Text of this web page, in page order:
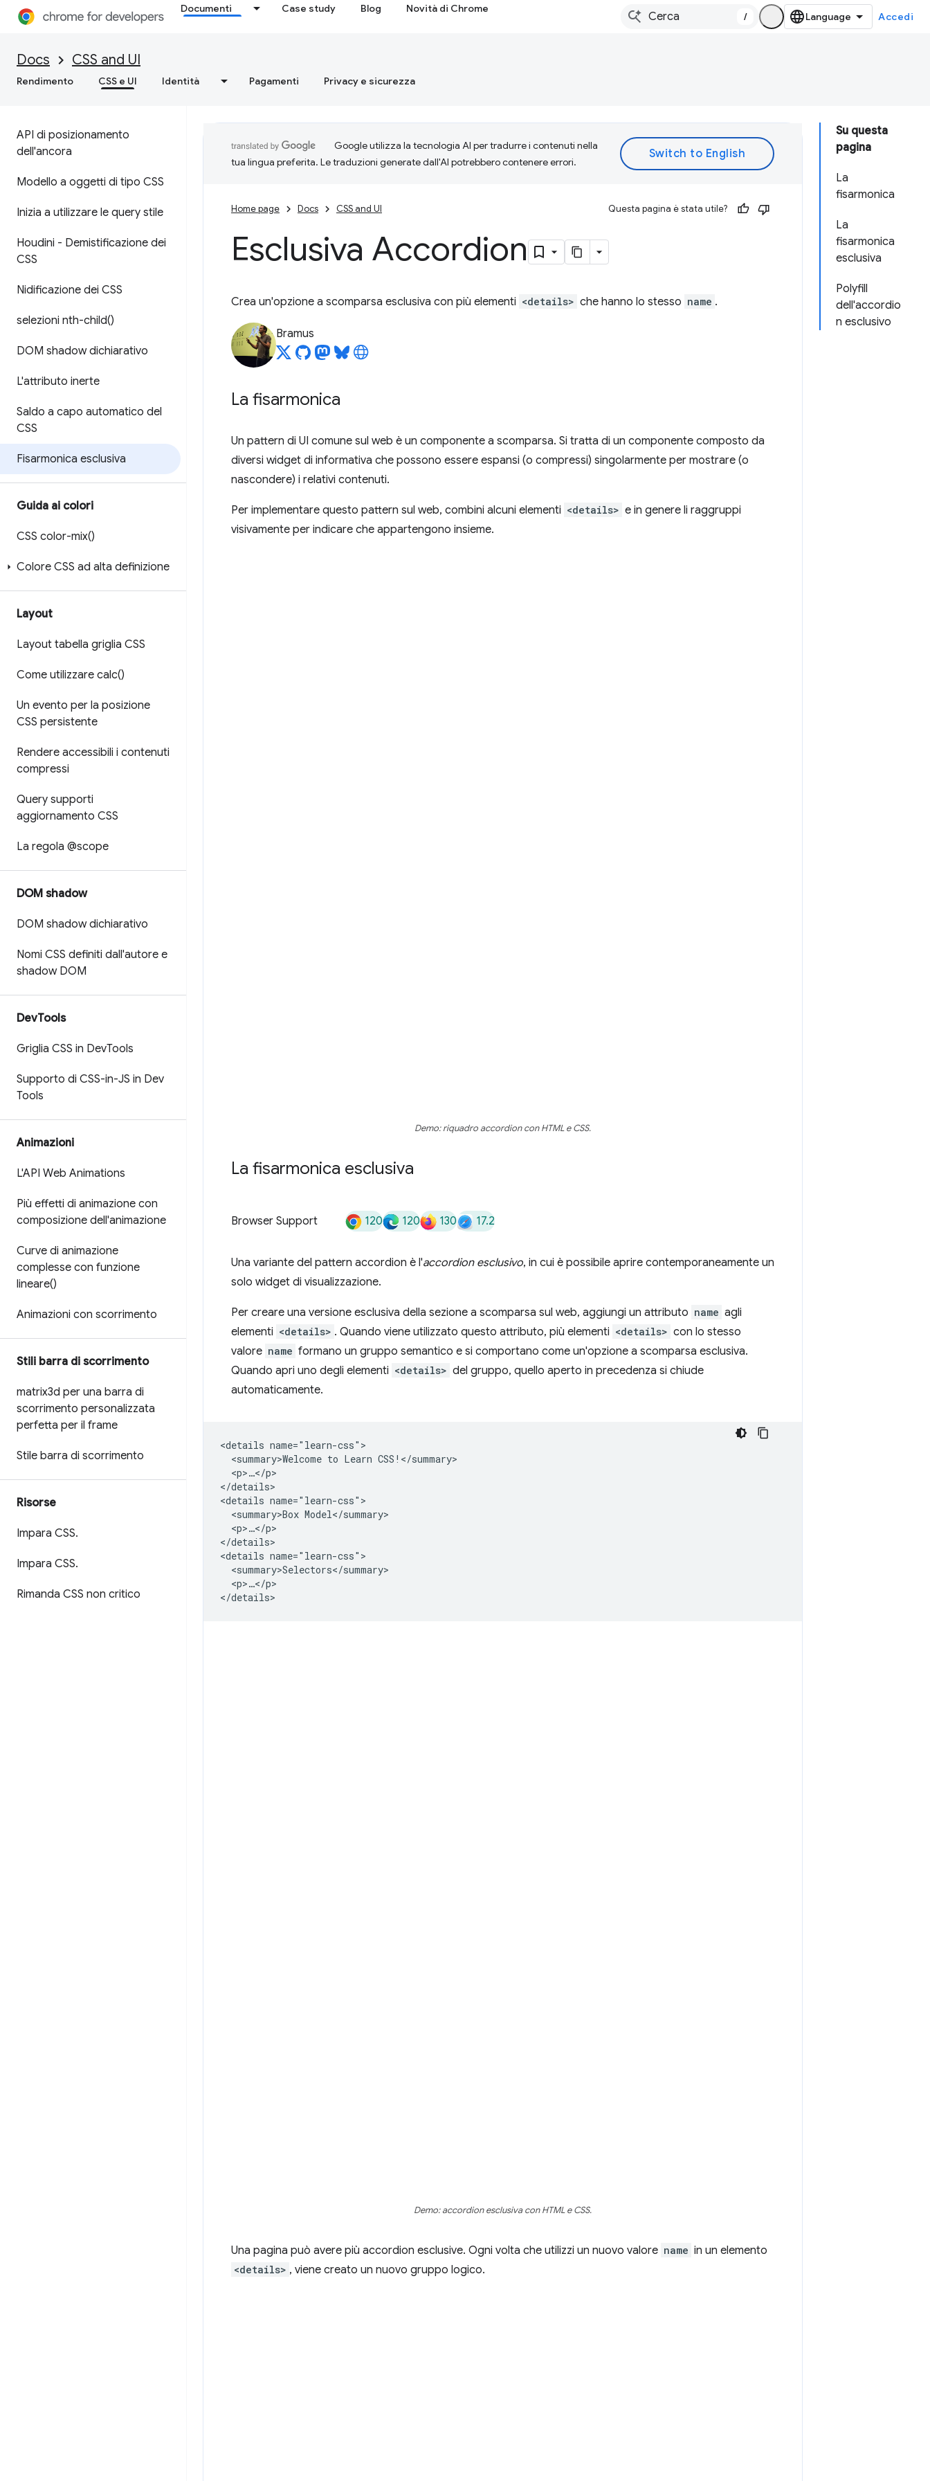
Documenti Case study Blog Novità di Chrome
/ Accedi
Docs CSS and UI
Rendimento CSS e UI Identità Pagamenti Privacy e sicurezza
API di posizionamento
dell'ancora
Modello a oggetti di tipo CSS
Inizia a utilizzare le query stile
Houdini - Demistificazione dei
CSS
Nidificazione dei CSS
selezioni nth-child()
DOM shadow dichiarativo
L'attributo inerte
Saldo a capo automatico del
CSS
Fisarmonica esclusiva
Guida ai colori
CSS color-mix()
Colore CSS ad alta definizione
Layout
Layout tabella griglia CSS
Come utilizzare calc()
Un evento per la posizione
CSS persistente
Rendere accessibili i contenuti
compressi
Query supporti
aggiornamento CSS
La regola @scope
DOM shadow
DOM shadow dichiarativo
Nomi CSS definiti dall'autore e
shadow DOM
DevTools
Griglia CSS in DevTools
Supporto di CSS-in-JS in Dev
Tools
Animazioni
L'API Web Animations
Più effetti di animazione con
composizione dell'animazione
Curve di animazione
complesse con funzione
lineare()
Animazioni con scorrimento
Stili barra di scorrimento
matrix3d per una barra di
scorrimento personalizzata
perfetta per il frame
Stile barra di scorrimento
Risorse
Impara CSS.
Impara CSS.
Rimanda CSS non critico
Su questa
pagina
La
fisarmonica
La
fisarmonica
esclusiva
Polyfill
dell'accordio
n esclusivo
Google utilizza la tecnologia AI per tradurre i contenuti nella
tua lingua preferita. Le traduzioni generate dall'AI potrebbero contenere errori.
Home page Docs CSS and UI Questa pagina è stata utile?
Esclusiva Accordion
Crea un'opzione a scomparsa esclusiva con più elementi <details> che hanno lo stesso name .
Bramus
La fisarmonica
Un pattern di UI comune sul web è un componente a scomparsa. Si tratta di un componente composto da
diversi widget di informativa che possono essere espansi (o compressi) singolarmente per mostrare (o
nascondere) i relativi contenuti.
Per implementare questo pattern sul web, combini alcuni elementi <details> e in genere li raggruppi
visivamente per indicare che appartengono insieme.
Demo: riquadro accordion con HTML e CSS.
La fisarmonica esclusiva
Browser Support 120 120 130 17.2
Una variante del pattern accordion è l'accordion esclusivo, in cui è possibile aprire contemporaneamente un
solo widget di visualizzazione.
Per creare una versione esclusiva della sezione a scomparsa sul web, aggiungi un attributo name agli
elementi <details> . Quando viene utilizzato questo attributo, più elementi <details> con lo stesso
valore name formano un gruppo semantico e si comportano come un'opzione a scomparsa esclusiva.
Quando apri uno degli elementi <details> del gruppo, quello aperto in precedenza si chiude
automaticamente.
<details name="learn-css">
  <summary>Welcome to Learn CSS!</summary>
  <p>…</p>
</details>
<details name="learn-css">
  <summary>Box Model</summary>
  <p>…</p>
</details>
<details name="learn-css">
  <summary>Selectors</summary>
  <p>…</p>
Demo: accordion esclusiva con HTML e CSS.
Una pagina può avere più accordion esclusive. Ogni volta che utilizzi un nuovo valore name in un elemento
<details> , viene creato un nuovo gruppo logico.